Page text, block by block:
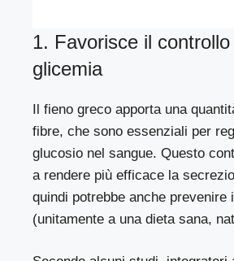
1. Favorisce il
glicemia
Il fieno greco apporta una
fibre, che sono essenziali per
glucosio nel sangue. Questo
a rendere più efficace la
quindi potrebbe anche prevenire
(unitamente a una dieta sana,